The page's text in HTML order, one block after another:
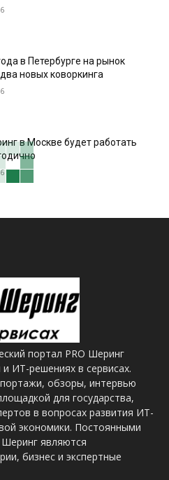
в Петербурге на рынок
новых коворкинга
в Москве будет работать
портал PRO Шеринг
ИТ-решениях в сервисах.
обзоры, интервью
для государства,
в вопросах развития ИТ-
экономики. Постоянными
являются
бизнес и экспертные